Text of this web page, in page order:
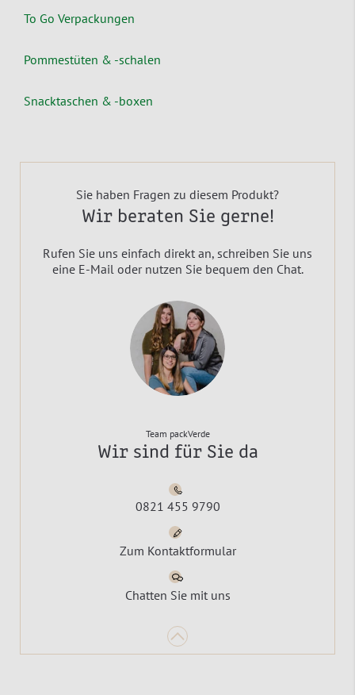
To Go Verpackungen
Pommestüten & -schalen
Snacktaschen & -boxen
Sie haben Fragen zu diesem Produkt?
Wir beraten Sie gerne!
Rufen Sie uns einfach direkt an, schreiben Sie uns
eine E-Mail oder nutzen Sie bequem den Chat.
Team packVerde
Wir sind für Sie da
0821 455 9790
Zum Kontaktformular
Chatten Sie mit uns